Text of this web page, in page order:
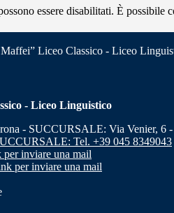
essere disabilitati. È possibile
Liceo Classico - Liceo
- Liceo Linguistico
- SUCCURSALE: Via Venier, 6 -
Tel. +39 045 8349043
inviare una mail
per inviare una mail